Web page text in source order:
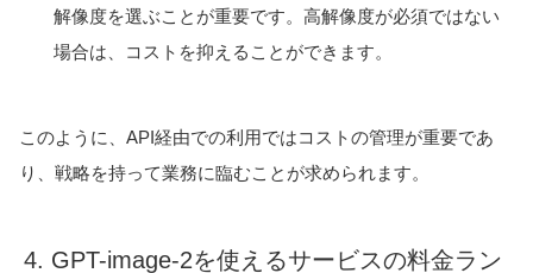
解像度を選ぶことが重要です。高解像度が必須ではない
場合は、コストを抑えることができます。
このように、API経由での利用ではコストの管理が重要であ
り、戦略を持って業務に臨むことが求められます。
4. GPT-image-2を使えるサービスの料金ラン